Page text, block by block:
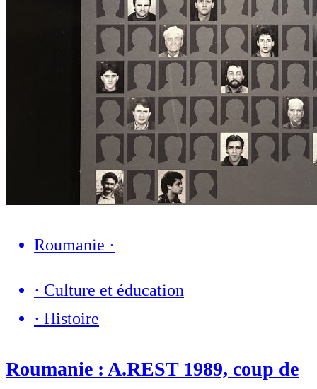
Roumanie ·
· Culture et éducation
· Histoire
Roumanie : A.REST 1989, coup de